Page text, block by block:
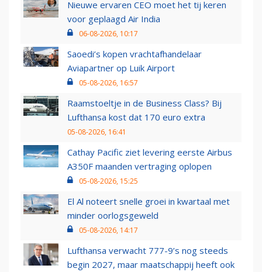
Nieuwe ervaren CEO moet het tij keren
voor geplaagd Air India
06-08-2026, 10:17
Saoedi’s kopen vrachtafhandelaar
Aviapartner op Luik Airport
05-08-2026, 16:57
Raamstoeltje in de Business Class? Bij
Lufthansa kost dat 170 euro extra
05-08-2026, 16:41
Cathay Pacific ziet levering eerste Airbus
A350F maanden vertraging oplopen
05-08-2026, 15:25
El Al noteert snelle groei in kwartaal met
minder oorlogsgeweld
05-08-2026, 14:17
Lufthansa verwacht 777-9’s nog steeds
begin 2027, maar maatschappij heeft ook